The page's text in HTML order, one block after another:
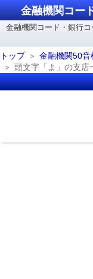
金融機関コー
金融機関コード・銀行
トップ
金融機関50音
頭文字「よ」の支店